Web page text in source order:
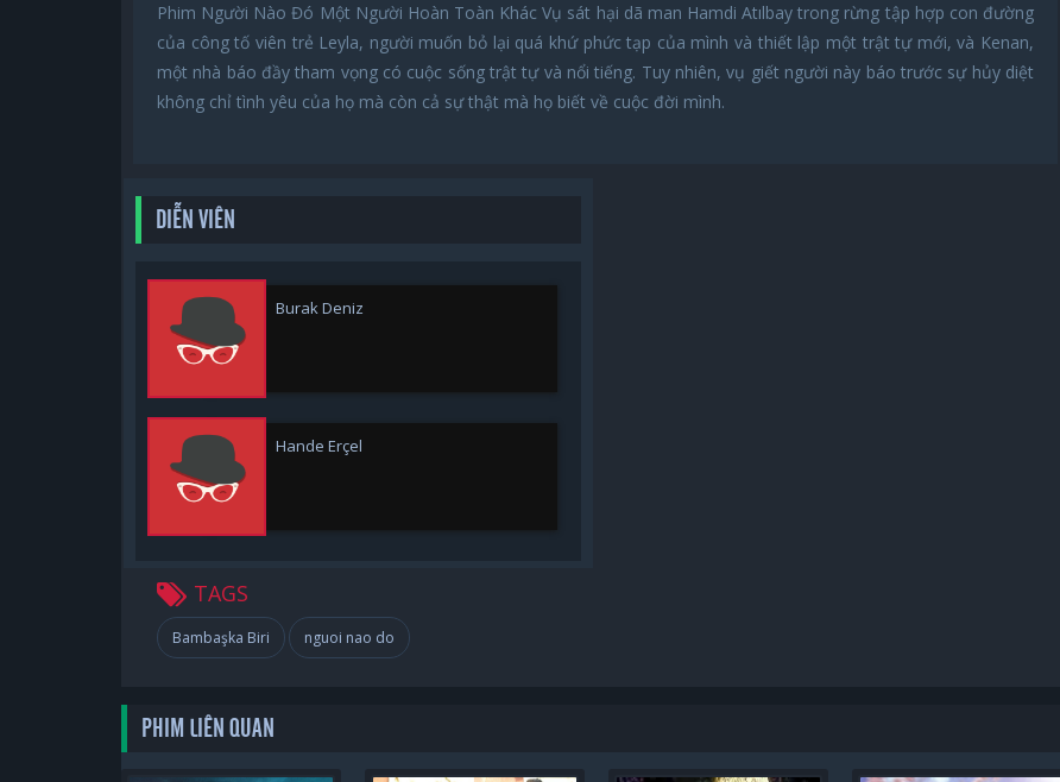
Phim Người Nào Đó Một Người Hoàn Toàn Khác Vụ sát hại dã man Hamdi Atılbay trong rừng tập hợp con đường
của công tố viên trẻ Leyla, người muốn bỏ lại quá khứ phức tạp của mình và thiết lập một trật tự mới, và Kenan,
một nhà báo đầy tham vọng có cuộc sống trật tự và nổi tiếng. Tuy nhiên, vụ giết người này báo trước sự hủy diệt
không chỉ tình yêu của họ mà còn cả sự thật mà họ biết về cuộc đời mình.
DIỄN VIÊN
Burak Deniz
Hande Erçel
TAGS
Bambaşka Biri nguoi nao do
PHIM LIÊN QUAN